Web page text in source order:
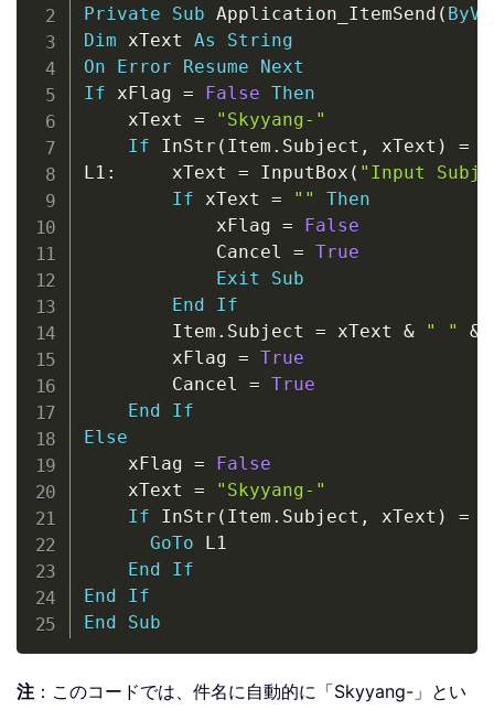
Private
Sub Application_ItemSend (
Dim xText As
String
On
Error Resume
Next
If xFlag = False Then
    xText
=
"Skyyang-"
If InStr ( Item . Subject , xText ) =
L1 :
     xText
= InputBox ( "Input
If xText = ""
Then
            xFlag
=
False
            Cancel
= True
Exit
Sub
End
If
        Item
. Subject = xText & " " &
        xFlag
= True
        Cancel
= True
End
If
Else
    xFlag
=
False
    xText
=
"Skyyang-"
If InStr ( Item . Subject , xText ) =
GoTo L1
End
If
End
If
End
Sub
注 ：このコードでは、件名に自動的に「Skyyang-」とい